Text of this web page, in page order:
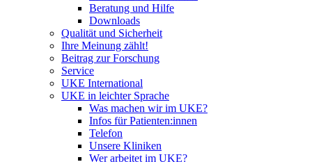
Beratung und Hilfe
Downloads
Qualität und Sicherheit
Ihre Meinung zählt!
Beitrag zur Forschung
Service
UKE International
UKE in leichter Sprache
Was machen wir im UKE?
Infos für Patienten:innen
Telefon
Unsere Kliniken
Wer arbeitet im UKE?